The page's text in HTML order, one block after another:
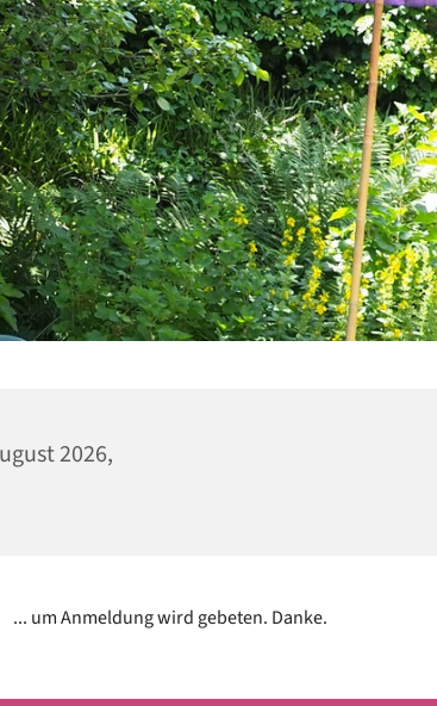
2026,
... um Anmeldung wird gebeten. Danke.